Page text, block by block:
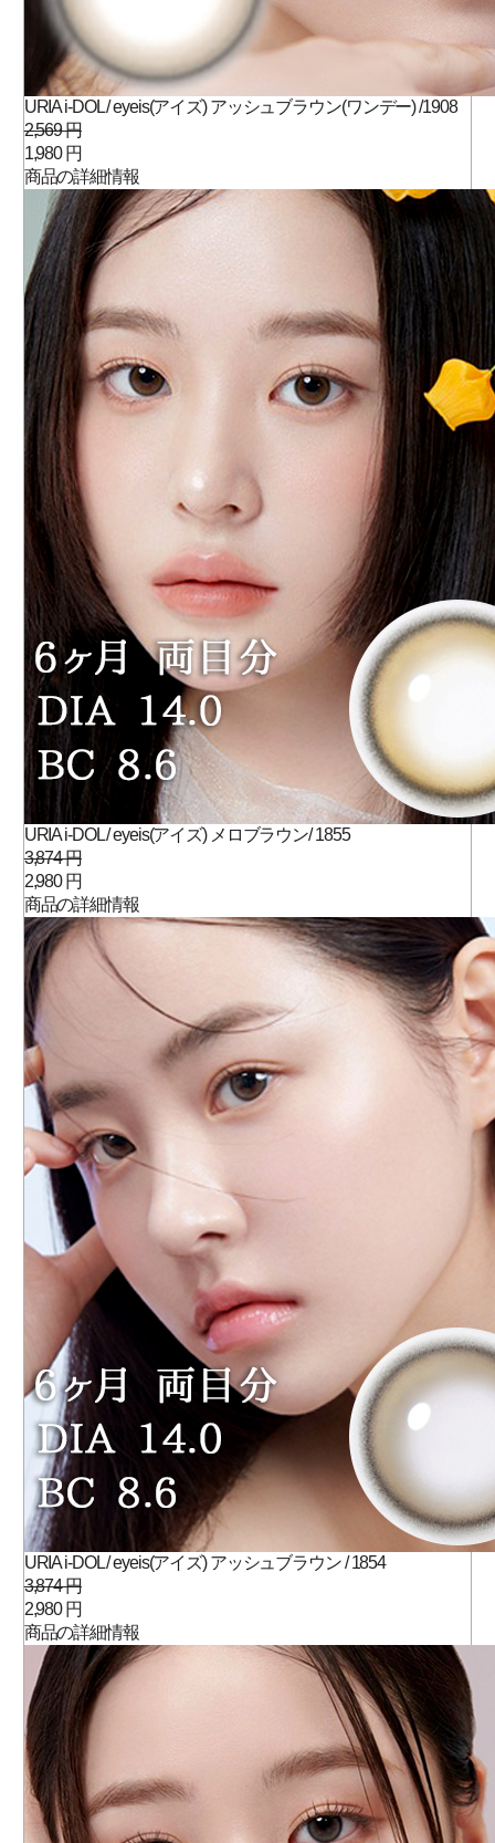
URIA i-DOL / eyeis(アイズ) アッシュブラウン(ワンデー) /1908
2,569 円
1,980 円
商品の詳細情報
URIA i-DOL / eyeis(アイズ) メロブラウン/ 1855
3,874 円
2,980 円
商品の詳細情報
URIA i-DOL / eyeis(アイズ) アッシュブラウン / 1854
3,874 円
2,980 円
商品の詳細情報